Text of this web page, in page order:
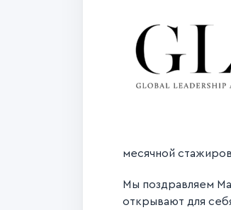
месячной
Мы поздравляем
открывают для